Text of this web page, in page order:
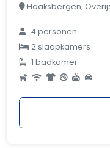
Haaksbergen,
4 personen
2 slaapkamers
1 badkamer